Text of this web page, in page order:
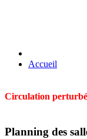
Accueil
Circulation
Planning des